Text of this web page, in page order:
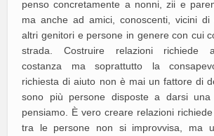
penso concretamente a nonni, zii e
ma anche ad amici, conoscenti, vicini di
altri genitori e persone in genere con cui
strada. Costruire relazioni richiede
costanza ma soprattutto la
richiesta di aiuto non è mai un fattore di
sono più persone disposte a darsi
pensiamo. È vero creare relazioni richiede
tra le persone non si improvvisa, ma